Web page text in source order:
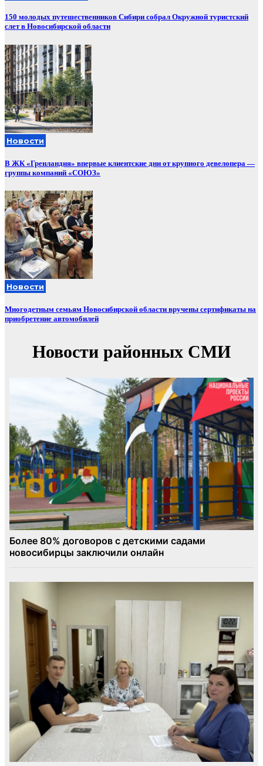
150 молодых путешественников Сибири собрал Окружной туристский
слет в Новосибирской области
Новости
В ЖК «Гренландия» впервые клиентские дни от крупного девелопера —
группы компаний «СОЮЗ»
Новости
Многодетным семьям Новосибирской области вручены сертификаты на
приобретение автомобилей